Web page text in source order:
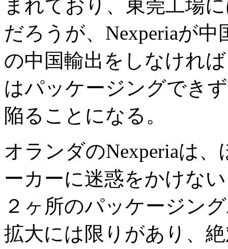
まれており、東莞工場
だろうが、Nexperiaが
の中国輸出をしなけれ
はパッケージングでき
陥ることになる。
オランダのNexperiaは
ーカーに迷惑をかけな
２ヶ所のパッケージン
拡大には限りがあり、